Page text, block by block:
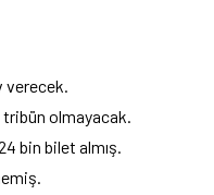
verecek.
tribün olmayacak.
bin bilet almış.